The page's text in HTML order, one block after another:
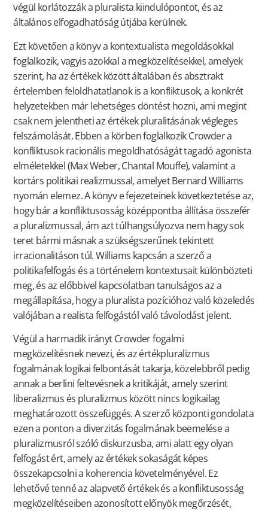
végül korlátozzák a pluralista kiindulópontot, és az
általános elfogadhatóság útjába kerülnek.
Ezt követően a könyv a kontextualista megoldásokkal
foglalkozik, vagyis azokkal a megközelítésekkel, amelyek
szerint, ha az értékek között általában és absztrakt
értelemben feloldhatatlanok is a konfliktusok, a konkrét
helyzetekben már lehetséges döntést hozni, ami megint
csak nem jelentheti az értékek pluralitásának végleges
felszámolását. Ebben a körben foglalkozik Crowder a
konfliktusok racionális megoldhatóságát tagadó agonista
elméletekkel (Max Weber, Chantal Mouffe), valamint a
kortárs politikai realizmussal, amelyet Bernard Williams
nyomán elemez. A könyv e fejezeteinek következtetése az,
hogy bár a konfliktusosság középpontba állítása összefér
a pluralizmussal, ám azt túlhangsúlyozva nem hagy sok
teret bármi másnak a szükségszerűnek tekintett
irracionalitáson túl. Williams kapcsán a szerző a
politikafelfogás és a történelem kontextusait különbözteti
meg, és az előbbivel kapcsolatban tanulságos az a
megállapítása, hogy a pluralista pozícióhoz való közeledés
valójában a realista felfogástól való távolodást jelent.
Végül a harmadik irányt Crowder fogalmi
megközelítésnek nevezi, és az értékpluralizmus
fogalmának logikai felbontását takarja, közelebbről pedig
annak a berlini feltevésnek a kritikáját, amely szerint
liberalizmus és pluralizmus között nincs logikailag
meghatározott összefüggés. A szerző központi gondolata
ezen a ponton a diverzitás fogalmának beemelése a
pluralizmusról szóló diskurzusba, ami alatt egy olyan
felfogást ért, amely az értékek sokaságát képes
összekapcsolni a koherencia követelményével. Ez
lehetővé tenné az alapvető értékek és a konfliktusosság
megközelítéseiben azonosított előnyök megőrzését,